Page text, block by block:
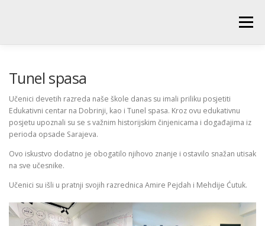
Menu
RODITELJI PEDAGOŠKA SLUŽBA BIBLIOTEKA
PRODUŽENI BORAVAK
Tunel spasa
Učenici devetih razreda naše škole danas su imali priliku posjetiti
Edukativni centar na Dobrinji, kao i Tunel spasa. Kroz ovu edukativnu
posjetu upoznali su se s važnim historijskim činjenicama i događajima iz
perioda opsade Sarajeva.
Ovo iskustvo dodatno je obogatilo njihovo znanje i ostavilo snažan utisak
na sve učesnike.
Učenici su išli u pratnji svojih razrednica Amire Pejdah i Mehdije Ćutuk.